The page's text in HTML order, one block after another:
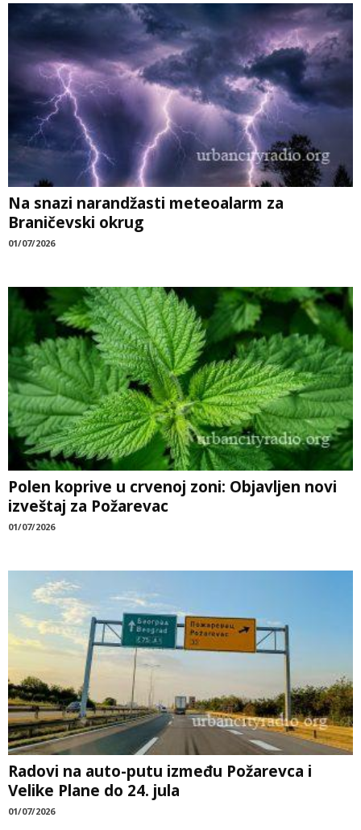
Na snazi narandžasti meteoalarm za
Braničevski okrug
01/07/2026
Polen koprive u crvenoj zoni: Objavljen novi
izveštaj za Požarevac
01/07/2026
Radovi na auto-putu između Požarevca i
Velike Plane do 24. jula
01/07/2026